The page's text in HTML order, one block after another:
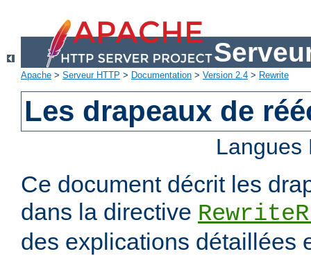
Apache > Serveur HTTP > Documentation > Version 2.4 > Rewrite
Les drapeaux de
Ce document décrit les
dans la directive
des explications détaillées